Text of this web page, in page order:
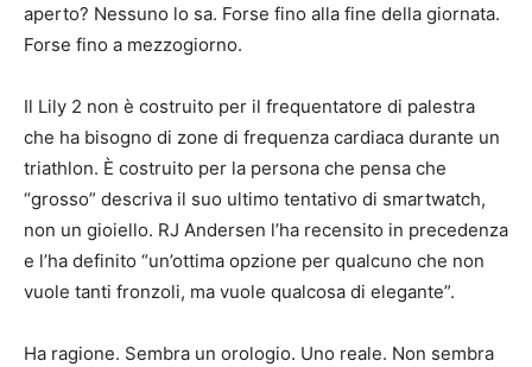
aperto? Nessuno lo sa. Forse fino alla fine della giornata.
Forse fino a mezzogiorno.
Il Lily 2 non è costruito per il frequentatore di palestra
che ha bisogno di zone di frequenza cardiaca durante un
triathlon. È costruito per la persona che pensa che
“grosso” descriva il suo ultimo tentativo di smartwatch,
non un gioiello. RJ Andersen l’ha recensito in precedenza
e l’ha definito “un’ottima opzione per qualcuno che non
vuole tanti fronzoli, ma vuole qualcosa di elegante”.
Ha ragione. Sembra un orologio. Uno reale. Non sembra